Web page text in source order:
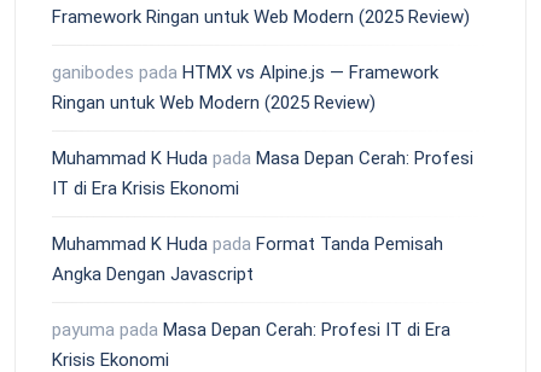
Framework Ringan untuk Web Modern (2025 Review)
ganibodes pada HTMX vs Alpine.js — Framework
Ringan untuk Web Modern (2025 Review)
Muhammad K Huda pada Masa Depan Cerah: Profesi
IT di Era Krisis Ekonomi
Muhammad K Huda pada Format Tanda Pemisah
Angka Dengan Javascript
payuma pada Masa Depan Cerah: Profesi IT di Era
Krisis Ekonomi